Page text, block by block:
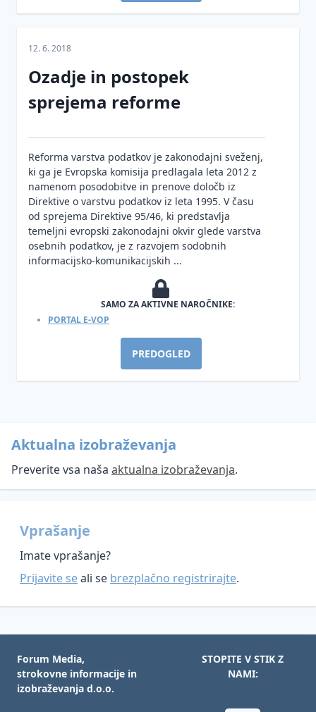
12. 6. 2018
Ozadje in postopek
sprejema reforme
Reforma varstva podatkov je zakonodajni sveženj,
ki ga je Evropska komisija predlagala leta 2012 z
namenom posodobitve in prenove določb iz
Direktive o varstvu podatkov iz leta 1995. V času
od sprejema Direktive 95/46, ki predstavlja
temeljni evropski zakonodajni okvir glede varstva
osebnih podatkov, je z razvojem sodobnih
informacijsko-komunikacijskih ...
SAMO ZA AKTIVNE NAROČNIKE:
PORTAL E-VOP
PREDOGLED
Aktualna izobraževanja
Preverite vsa naša aktualna izobraževanja.
Vprašanje
Imate vprašanje?
Prijavite seali se brezplačno registrirajte.
Forum Media,
strokovne informacije in
izobraževanja d.o.o.
STOPITE V STIK Z
NAMI: